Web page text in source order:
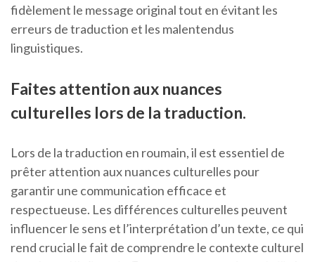
fidèlement le message original tout en évitant les
erreurs de traduction et les malentendus
linguistiques.
Faites attention aux nuances
culturelles lors de la traduction.
Lors de la traduction en roumain, il est essentiel de
prêter attention aux nuances culturelles pour
garantir une communication efficace et
respectueuse. Les différences culturelles peuvent
influencer le sens et l’interprétation d’un texte, ce qui
rend crucial le fait de comprendre le contexte culturel